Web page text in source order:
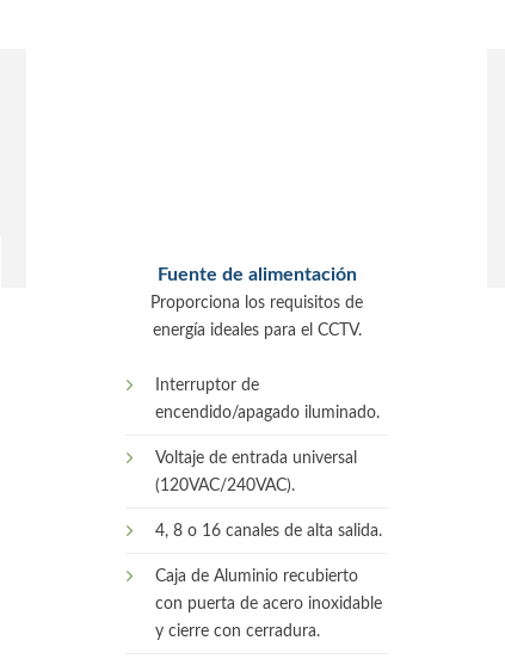
Fuente de alimentación
Proporciona los requisitos de
energía ideales para el CCTV.
Interruptor de
encendido/apagado iluminado.
Voltaje de entrada universal
(120VAC/240VAC).
4, 8 o 16 canales de alta salida.
Caja de Aluminio recubierto
con puerta de acero inoxidable
y cierre con cerradura.